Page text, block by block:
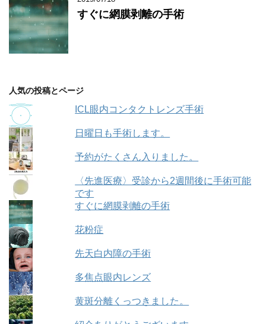
すぐに網膜剥離の手術
人気の投稿とページ
ICL眼内コンタクトレンズ手術
日曜日も手術します。
予約がたくさん入りました。
〈先進医療〉受診から2週間後に手術可能
です
すぐに網膜剥離の手術
花粉症
先天白内障の手術
多焦点眼内レンズ
黄斑分離くっつきました。